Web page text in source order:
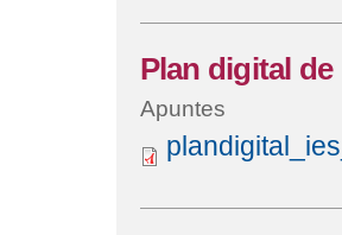
Plan digital
Apuntes